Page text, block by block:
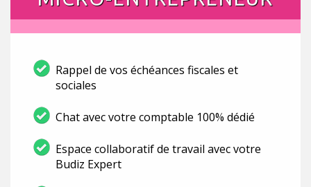
Rappel de vos échéances fiscales et
sociales
Chat avec votre comptable 100% dédié
Espace collaboratif de travail avec votre
Budiz Expert